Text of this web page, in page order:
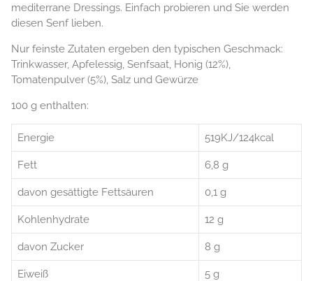
mediterrane Dressings. Einfach probieren und Sie werden
diesen Senf lieben.
Nur feinste Zutaten ergeben den typischen Geschmack:
Trinkwasser, Apfelessig, Senfsaat, Honig (12%),
Tomatenpulver (5%), Salz und Gewürze
100 g enthalten:
Energie 519KJ/124kcal
Fett 6,8 g
davon gesättigte Fettsäuren 0,1 g
Kohlenhydrate 12 g
davon Zucker 8 g
Eiweiß 5 g